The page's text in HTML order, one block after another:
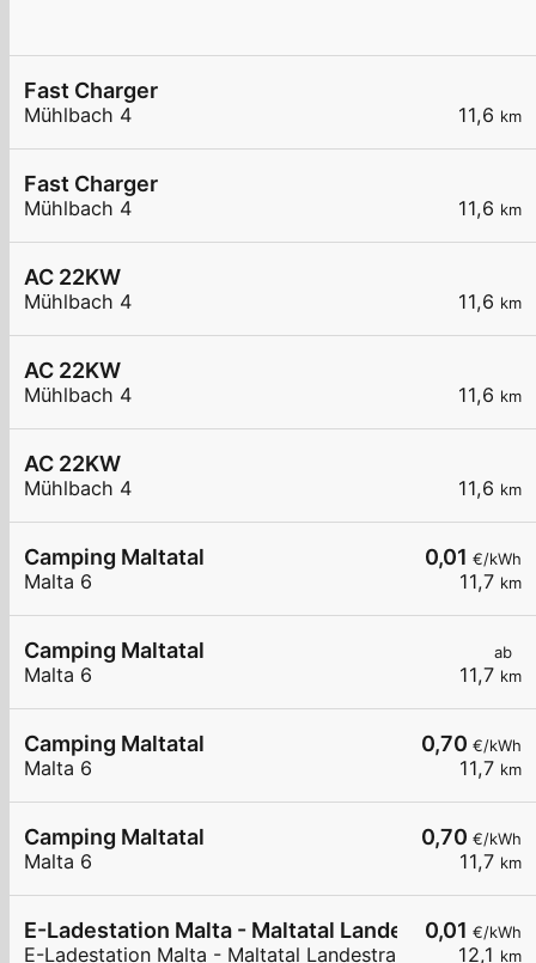
11,6 km
Fast Charger
Mühlbach 4
11,6 km
Fast Charger
Mühlbach 4
11,6 km
AC 22KW
Mühlbach 4
11,6 km
AC 22KW
Mühlbach 4
11,6 km
AC 22KW
Mühlbach 4
0,01 €/kWh
11,7 km
Camping Maltatal
Malta 6
ab
11,7 km
Camping Maltatal
Malta 6
0,70 €/kWh
11,7 km
Camping Maltatal
Malta 6
0,70 €/kWh
11,7 km
Camping Maltatal
Malta 6
0,01 €/kWh
12,1 km
E-Ladestation Malta - Maltatal Landestraße
E-Ladestation Malta - Maltatal Landestraße